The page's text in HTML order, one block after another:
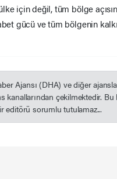
için değil, tüm bölge
gücü ve tüm bölgenin
Ajansı (DHA) ve diğer
çekilmektedir. Bu
editörü sorumlu tutulamaz...